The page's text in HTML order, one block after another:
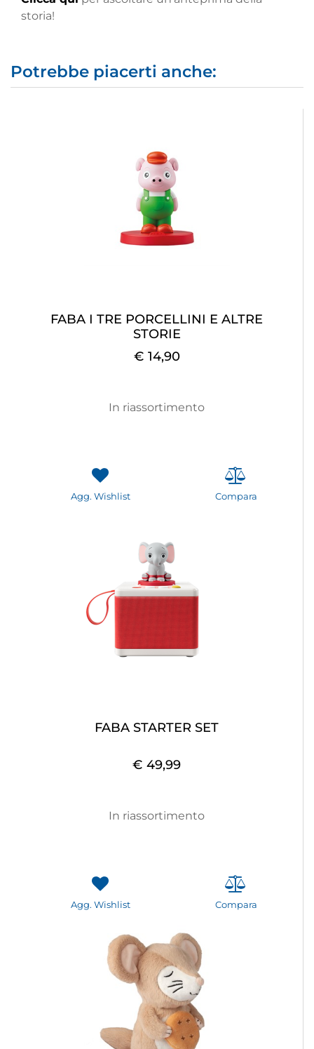
storia!
Potrebbe piacerti anche:
FABA I TRE PORCELLINI E ALTRE
STORIE
€ 14,90
In riassortimento
Agg. Wishlist Compara
FABA STARTER SET
€ 49,99
In riassortimento
Agg. Wishlist Compara